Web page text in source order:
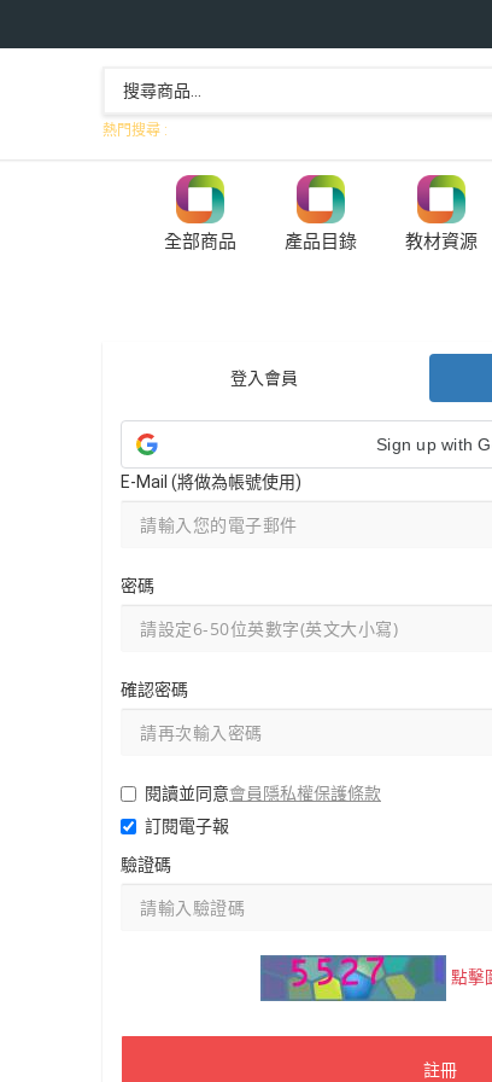
熱門搜尋 :
全部商品 產品目錄 教材資源
登入會員
Sign up with
E-Mail (將做為帳號使用)
密碼
確認密碼
閱讀並同意會員隱私權保護條款
訂閱電子報
驗證碼
點擊
註冊